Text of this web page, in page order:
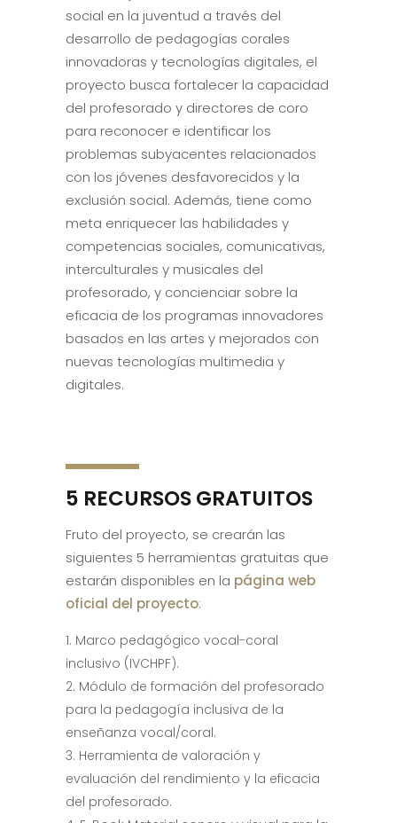
social en la juventud a través del
desarrollo de pedagogías corales
innovadoras y tecnologías digitales, el
proyecto busca fortalecer la capacidad
del profesorado y directores de coro
para reconocer e identificar los
problemas subyacentes relacionados
con los jóvenes desfavorecidos y la
exclusión social. Además, tiene como
meta enriquecer las habilidades y
competencias sociales, comunicativas,
interculturales y musicales del
profesorado, y concienciar sobre la
eficacia de los programas innovadores
basados en las artes y mejorados con
nuevas tecnologías multimedia y
digitales.
5 RECURSOS GRATUITOS
Fruto del proyecto, se crearán las
siguientes 5 herramientas gratuitas que
estarán disponibles en la página web
oficial del proyecto:
Marco pedagógico vocal-coral
inclusivo (IVCHPF).
Módulo de formación del profesorado
para la pedagogía inclusiva de la
enseñanza vocal/coral.
Herramienta de valoración y
evaluación del rendimiento y la eficacia
del profesorado.